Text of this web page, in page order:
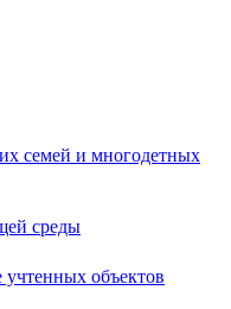
семей и многодетных
среды
учтенных объектов